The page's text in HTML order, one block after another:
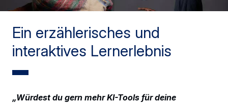
Ein erzählerisches und
interaktives Lernerlebnis
„Würdest du gern mehr KI-Tools für deine